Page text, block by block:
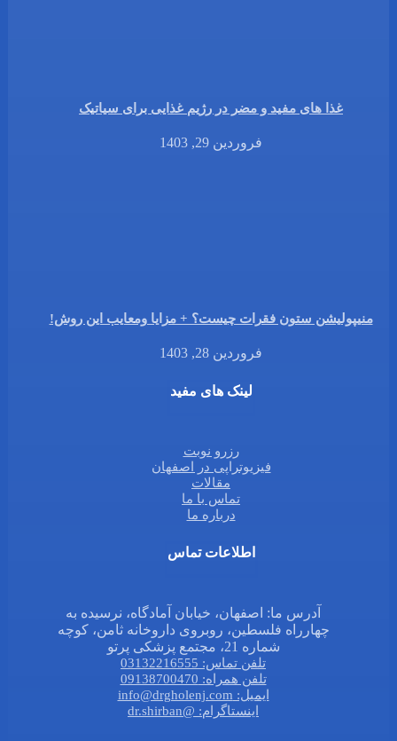
غذا های مفید و مضر در رژیم غذایی برای سیاتیک
فروردین 29, 1403
منیپولیشن ستون فقرات چیست؟ + مزایا ومعایب این روش!
فروردین 28, 1403
لینک های مفید
رزرو نوبت
فیزیوتراپی در اصفهان
مقالات
تماس با ما
درباره ما
اطلاعات تماس
آدرس ما: اصفهان، خیابان آمادگاه، نرسیده به
چهارراه فلسطین، روبروی داروخانه ثامن، کوچه
شماره 21، مجتمع پزشکی پرتو
تلفن تماس: 03132216555
تلفن همراه: 09138700470
ایمیل: info@drgholenj.com
اینستاگرام: @dr.shirban